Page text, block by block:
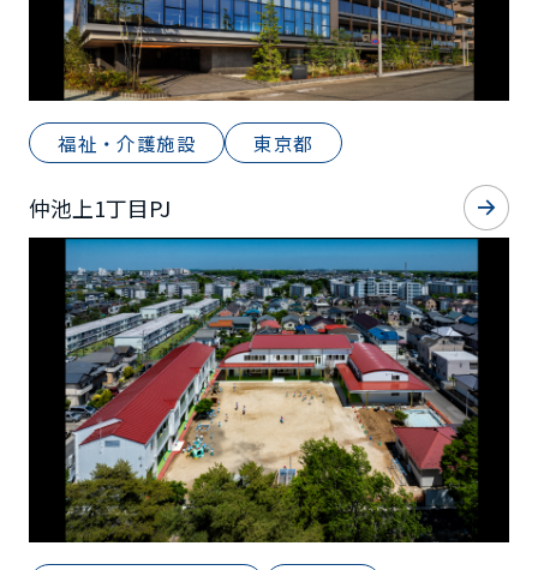
福祉・介護施設 東京都
仲池上1丁目PJ